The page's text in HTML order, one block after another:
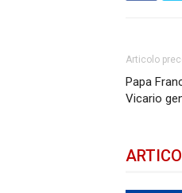
Articolo
Papa
Vicario